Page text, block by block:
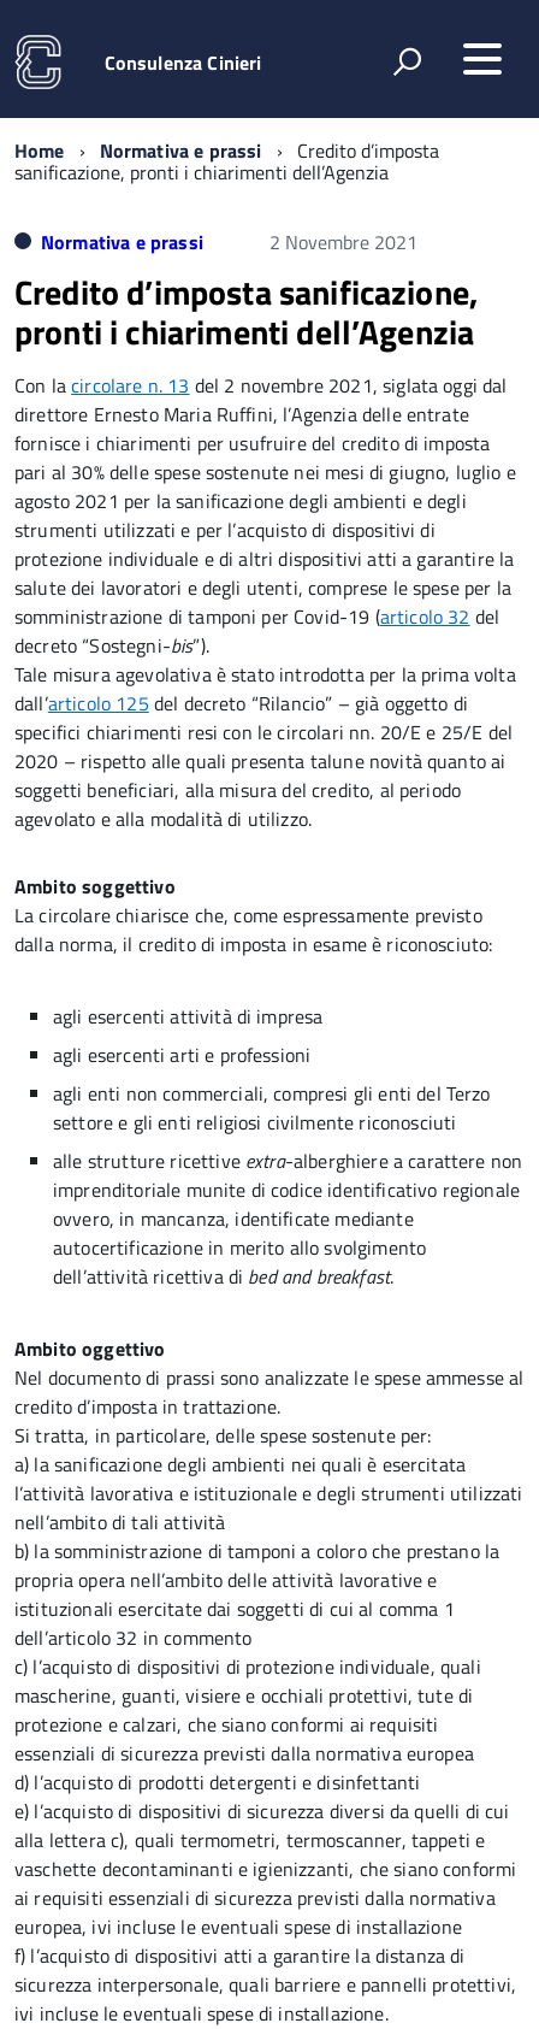
Consulenza Cinieri
Home Normativa e prassi Credito d’imposta
sanificazione, pronti i chiarimenti dell’Agenzia
Normativa e prassi 2 Novembre 2021
Credito d’imposta sanificazione,
pronti i chiarimenti dell’Agenzia
Con lacircolare n. 13 del 2 novembre 2021, siglata oggi dal
direttore Ernesto Maria Ruffini, l’Agenzia delle entrate
fornisce i chiarimenti per usufruire del credito di imposta
pari al 30% delle spese sostenute nei mesi di giugno, luglio e
agosto 2021 per la sanificazione degli ambienti e degli
strumenti utilizzati e per l’acquisto di dispositivi di
protezione individuale e di altri dispositivi atti a garantire la
salute dei lavoratori e degli utenti, comprese le spese per la
somministrazione di tamponi per Covid-19 (articolo 32 del
decreto “Sostegni-bis”).
Tale misura agevolativa è stato introdotta per la prima volta
dall’articolo 125 del decreto “Rilancio” – già oggetto di
specifici chiarimenti resi con le circolari nn. 20/E e 25/E del
2020 – rispetto alle quali presenta talune novità quanto ai
soggetti beneficiari, alla misura del credito, al periodo
agevolato e alla modalità di utilizzo.
Ambito soggettivo
La circolare chiarisce che, come espressamente previsto
dalla norma, il credito di imposta in esame è riconosciuto:
agli esercenti attività di impresa
agli esercenti arti e professioni
agli enti non commerciali, compresi gli enti del Terzo
settore e gli enti religiosi civilmente riconosciuti
alle strutture ricettive extra-alberghiere a carattere non
imprenditoriale munite di codice identificativo regionale
ovvero, in mancanza, identificate mediante
autocertificazione in merito allo svolgimento
dell’attività ricettiva di bed and breakfast.
Ambito oggettivo
Nel documento di prassi sono analizzate le spese ammesse al
credito d’imposta in trattazione.
Si tratta, in particolare, delle spese sostenute per:
a) la sanificazione degli ambienti nei quali è esercitata
l’attività lavorativa e istituzionale e degli strumenti utilizzati
nell’ambito di tali attività
b) la somministrazione di tamponi a coloro che prestano la
propria opera nell’ambito delle attività lavorative e
istituzionali esercitate dai soggetti di cui al comma 1
dell’articolo 32 in commento
c) l’acquisto di dispositivi di protezione individuale, quali
mascherine, guanti, visiere e occhiali protettivi, tute di
protezione e calzari, che siano conformi ai requisiti
essenziali di sicurezza previsti dalla normativa europea
d) l’acquisto di prodotti detergenti e disinfettanti
e) l’acquisto di dispositivi di sicurezza diversi da quelli di cui
alla lettera c), quali termometri, termoscanner, tappeti e
vaschette decontaminanti e igienizzanti, che siano conformi
ai requisiti essenziali di sicurezza previsti dalla normativa
europea, ivi incluse le eventuali spese di installazione
f) l’acquisto di dispositivi atti a garantire la distanza di
sicurezza interpersonale, quali barriere e pannelli protettivi,
ivi incluse le eventuali spese di installazione.